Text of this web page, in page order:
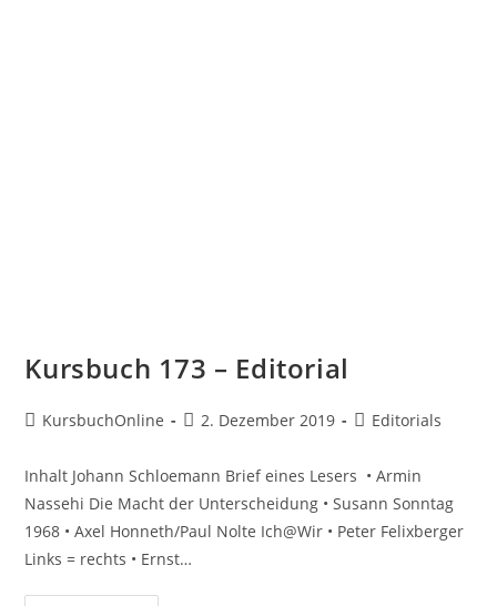
Kursbuch 173 – Editorial
KursbuchOnline 2. Dezember 2019 Editorials
Inhalt Johann Schloemann Brief eines Lesers • Armin
Nassehi Die Macht der Unterscheidung • Susann Sonntag
1968 • Axel Honneth/Paul Nolte Ich@Wir • Peter Felixberger
Links = rechts • Ernst…